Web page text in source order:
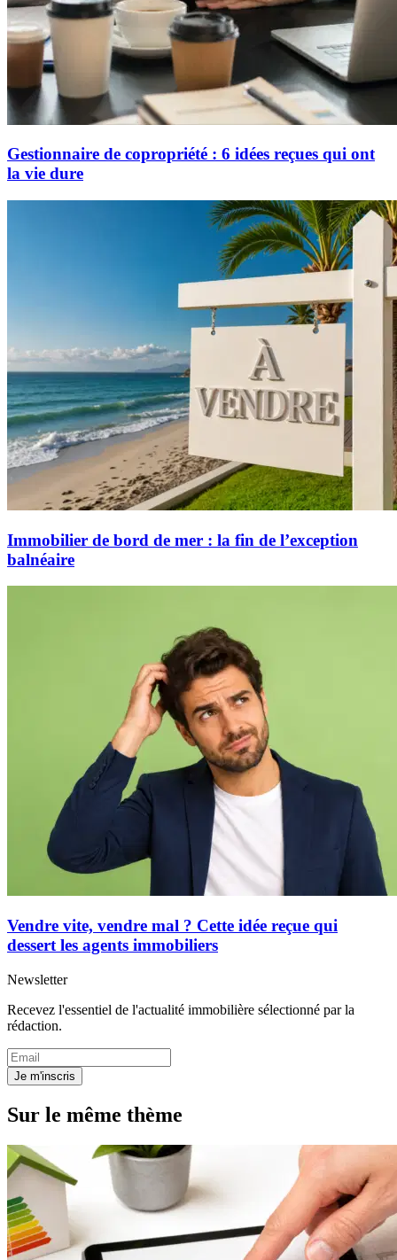
Gestionnaire de copropriété : 6 idées reçues qui ont
la vie dure
Immobilier de bord de mer : la fin de l’exception
balnéaire
Vendre vite, vendre mal ? Cette idée reçue qui
dessert les agents immobiliers
Newsletter
Recevez l'essentiel de l'actualité immobilière sélectionné par la
rédaction.
Je m'inscris
Sur le même thème